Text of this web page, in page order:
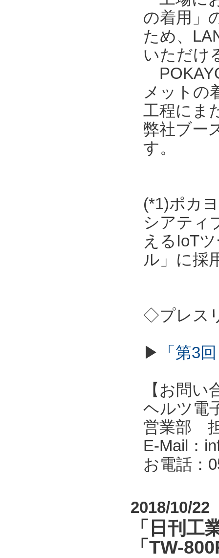
の着用」
ため、
いただけ
メットの
工程にま
弊社ブー
す。
(*1)ポカ
シアティ
えるIoT
ル」に採
◇プレス
▶ 「第3
【お問い
ヘルツ電
営業部
E-Mail：
お電話：
2018/10/22
「日刊工
「TW-